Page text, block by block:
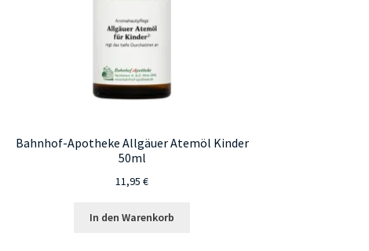
Bahnhof-Apotheke Allgäuer Atemöl Kinder
50ml
11,95€
In den Warenkorb